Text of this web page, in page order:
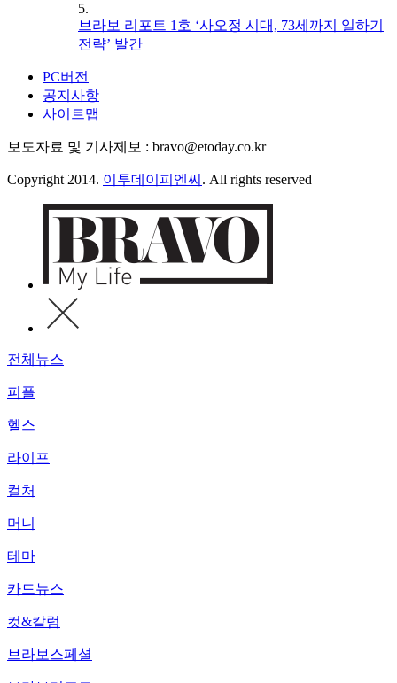
5.
브라보 리포트 1호 ‘사오정 시대, 73세까지 일하기
전략’ 발간
PC버전
공지사항
사이트맵
보도자료 및 기사제보 : bravo@etoday.co.kr
Copyright 2014. 이투데이피엔씨 . All rights reserved
전체뉴스
피플
헬스
라이프
컬처
머니
테마
카드뉴스
컷&칼럼
브라보스페셜